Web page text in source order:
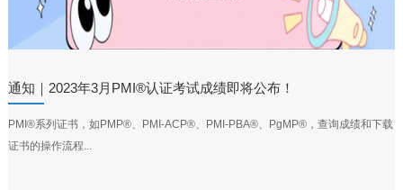
通知｜2023年3月PMI®认证考试成绩即将公布！
PMI®系列证书，如PMP®、PMI-ACP®、PMI-PBA®、PgMP®，查询成绩和下载
证书的操作流程...